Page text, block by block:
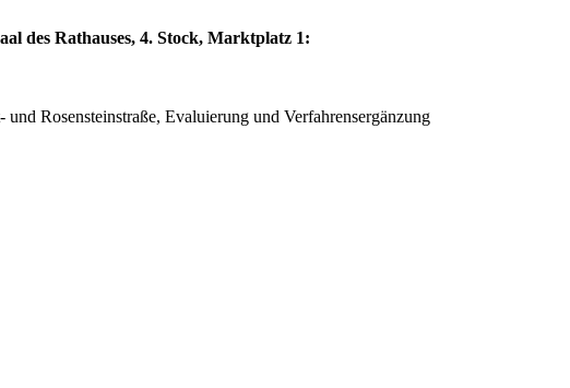
des Rathauses, 4. Stock, Marktplatz 1:
Rosensteinstraße, Evaluierung und Verfahrensergänzung